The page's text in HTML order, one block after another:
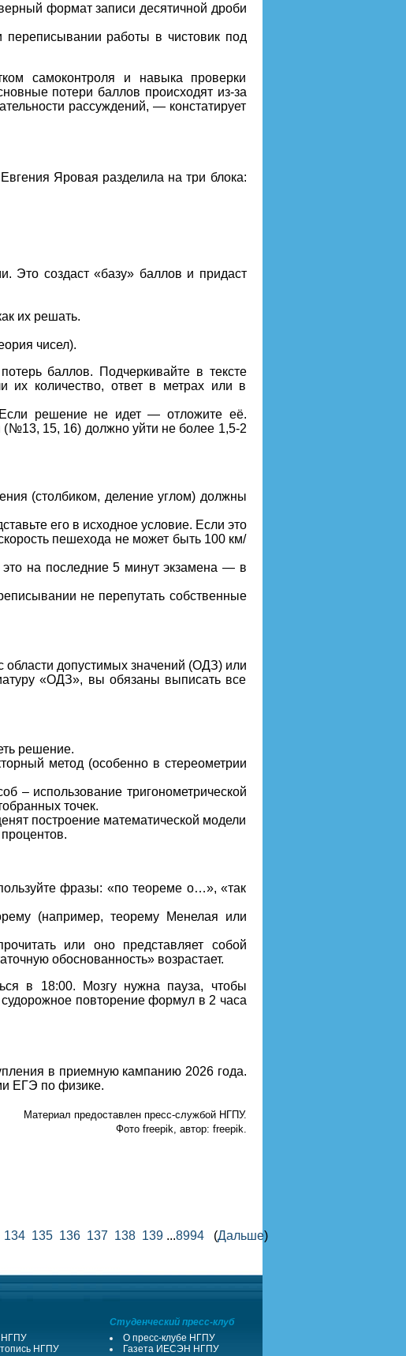
формат записи десятичной дроби
работы в чистовик под
самоконтроля и навыка проверки
потери баллов происходят из-за
рассуждений, — констатирует
Яровая разделила на три блока:
Это создаст «базу» баллов и придаст
их решать.
чисел).
баллов. Подчеркивайте в тексте
их количество, ответ в метрах или в
решение не идет — отложите её.
(№13, 15, 16) должно уйти не более 1,5-2
(столбиком, деление углом) должны
его в исходное условие. Если это
пешехода не может быть 100 км/
на последние 5 минут экзамена — в
не перепутать собственные
допустимых значений (ОДЗ) или
«ОДЗ», вы обязаны выписать все
решение.
метод (особенно в стереометрии
– использование тригонометрической
точек.
построение математической модели
фразы: «по теореме о…», «так
(например, теорему Менелая или
или оно представляет собой
обоснованность» возрастает.
в 18:00. Мозгу нужна пауза, чтобы
повторение формул в 2 часа
в приемную кампанию 2026 года.
ЕГЭ по физике.
Материал предоставлен пресс-службой НГПУ.
Фото freepik, автор: freepik.
134 135 136 137 138 139...8994(Дальше)
Студенческий пресс-клуб
НГПУ
НГПУ
О пресс-клубе НГПУ
Газета ИЕСЭН НГПУ